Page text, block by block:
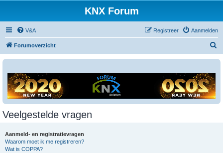
KNX Forum
V&A Aanmelden
Registreer
Forumoverzicht
Veelgestelde vragen
Aanmeld- en registratievragen
Waarom moet ik me registreren?
Wat is COPPA?